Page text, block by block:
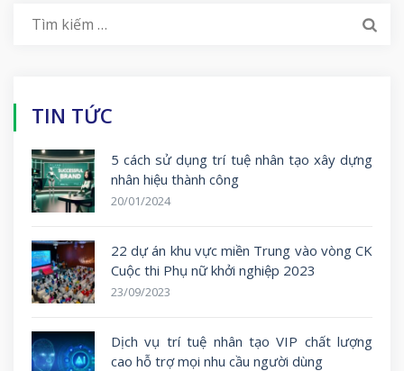
TIN TỨC
5 cách sử dụng trí tuệ nhân tạo xây dựng
nhân hiệu thành công
20/01/2024
22 dự án khu vực miền Trung vào vòng CK
Cuộc thi Phụ nữ khởi nghiệp 2023
23/09/2023
Dịch vụ trí tuệ nhân tạo VIP chất lượng
cao hỗ trợ mọi nhu cầu người dùng